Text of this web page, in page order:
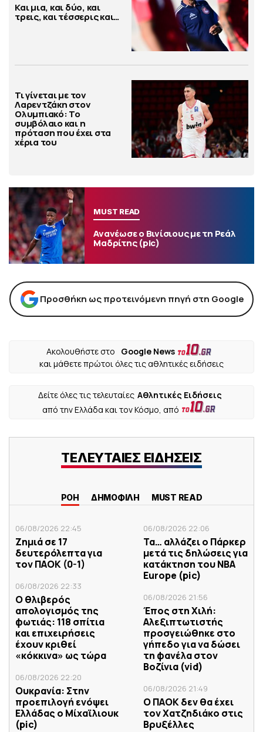
Και μια, και δύο, και
τρεις, και τέσσερις και…
Τι γίνεται με τον
Λαρεντζάκη στον
Ολυμπιακό: Το
συμβόλαιο και η
πρόταση που έχει στα
χέρια του
MUST READ
Ανανέωσε ο Βινίσιους με τη Ρεάλ
Μαδρίτης (pic)
Προσθήκη ως προτεινόμενη πηγή στη Google
Ακολουθήστε στο
Google News
και μάθετε πρώτοι όλες τις αθλητικές ειδήσεις
Δείτε όλες τις τελευταίες Αθλητικές Ειδήσεις
από την Ελλάδα και τον Κόσμο, από
ΤΕΛΕΥΤΑΙΕΣ ΕΙΔΗΣΕΙΣ
ΡΟΗ ΔΗΜΟΦΙΛΗ MUST READ
06/08/2026 22:45
Ζημιά σε 17
δευτερόλεπτα για
τον ΠΑΟΚ (0-1)
06/08/2026 22:33
Ο θλιβερός
απολογισμός της
φωτιάς: 118 σπίτια
και επιχειρήσεις
έχουν κριθεί
«κόκκινα» ως τώρα
06/08/2026 22:20
Ουκρανία: Στην
προεπιλογή ενόψει
Ελλάδας ο Μίχαϊλιουκ
(pic)
06/08/2026 22:06
Τα… αλλάζει ο Πάρκερ
μετά τις δηλώσεις για
κατάκτηση του ΝΒΑ
Europe (pic)
06/08/2026 21:56
Έπος στη Χιλή:
Αλεξιπτωτιστής
προσγειώθηκε στο
γήπεδο για να δώσει
τη φανέλα στον
Βοζίνια (vid)
06/08/2026 21:49
Ο ΠΑΟΚ δεν θα έχει
τον Χατζηδιάκο στις
Βρυξέλλες